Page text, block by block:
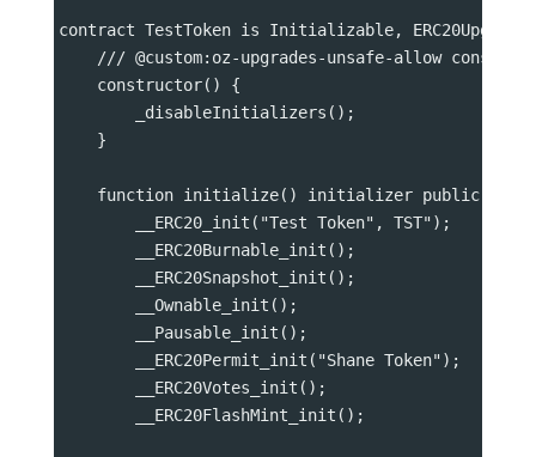
contract TestToken is Initializable,
/// @custom:oz-upgrades-unsafe-allow
    constructor() {
        _disableInitializers();
    }
    function initialize() initializer public {
        __ERC20_init("Test Token", TST");
        __ERC20Burnable_init();
        __ERC20Snapshot_init();
        __Ownable_init();
        __Pausable_init();
        __ERC20Permit_init("Shane Token");
        __ERC20Votes_init();
        __ERC20FlashMint_init();